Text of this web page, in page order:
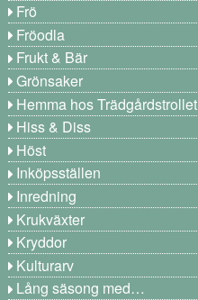
Frö
Fröodla
Frukt & Bär
Grönsaker
Hemma hos Trädgårdstrollet
Hiss & Diss
Höst
Inköpsställen
Inredning
Krukväxter
Kryddor
Kulturarv
Lång säsong med…